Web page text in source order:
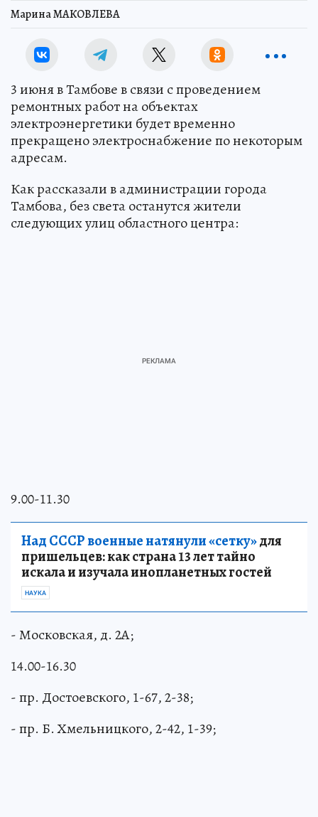
Марина МАКОВЛЕВА
3 июня в Тамбове в связи с проведением
ремонтных работ на объектах
электроэнергетики будет временно
прекращено электроснабжение по некоторым
адресам.
Как рассказали в администрации города
Тамбова, без света останутся жители
следующих улиц областного центра:
9.00-11.30
Над СССР военные натянули «сетку»для
пришельцев: как страна 13 лет тайно
искала и изучала инопланетных гостей
НАУКА
- Московская, д. 2А;
14.00-16.30
- пр. Достоевского, 1-67, 2-38;
- пр. Б. Хмельницкого, 2-42, 1-39;